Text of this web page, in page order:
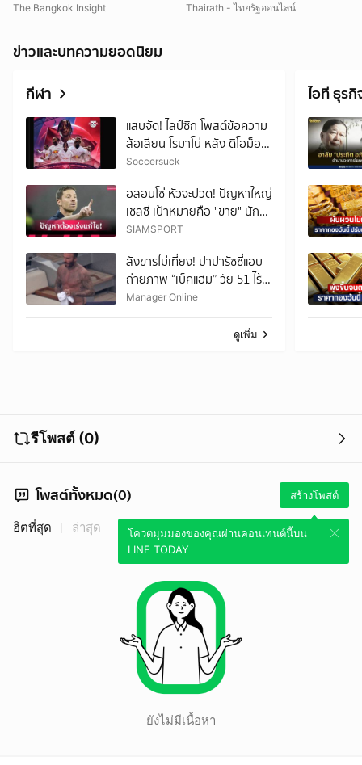
The Bangkok Insight Thairath - ไทยรัฐออนไลน์
ข่าวและบทความยอดนิยม
กีฬา
แสบจัด! ไลป์ซิก โพสต์ข้อความ
ล้อเลียน โรมาโน่ หลัง ดิโอม็อง
เด้ย้ายซบชุดขาว
Soccersuck
อลอนโซ่ หัวจะปวด! ปัญหาใหญ่
เชลซี เป้าหมายคือ "ขาย" นัก
เตะลดขนาดทีม
SIAMSPORT
สังขารไม่เที่ยง! ปาปารัซซี่แอบ
ถ่ายภาพ “เบ็คแฮม” วัย 51 ไร้
ฟิลเตอร์ เผยให้เห็นผมบาง-
Manager Online
ดูเพิ่ม
ไอที ธุรกิ
รีโพสต์ (0)
โพสต์ทั้งหมด(0) สร้างโพสต์
โควตมุมมองของคุณผ่านคอนเทนต์นี้บน
LINE TODAY
ฮิตที่สุด ล่าสุด
ยังไม่มีเนื้อหา